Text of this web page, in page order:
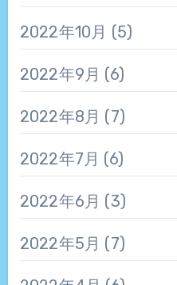
2022年10月 (5)
2022年9月 (6)
2022年8月 (7)
2022年7月 (6)
2022年6月 (3)
2022年5月 (7)